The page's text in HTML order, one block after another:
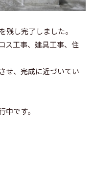
残し完了しました。
ス工事、建具工事、住
せ、完成に近づいてい
です。